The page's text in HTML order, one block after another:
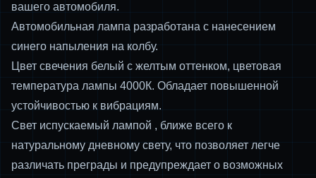
вашего автомобиля.
Автомобильная лампа разработана с нанесением
синего напыления на колбу.
Цвет свечения белый с желтым оттенком, цветовая
температура лампы 4000К. Обладает повышенной
устойчивостью к вибрациям.
Свет испускаемый лампой , ближе всего к
натуральному дневному свету, что позволяет легче
различать преграды и предупреждает о возможных